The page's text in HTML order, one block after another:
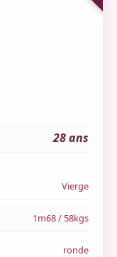
28 ans
Vierge
1m68 / 58kgs
ronde